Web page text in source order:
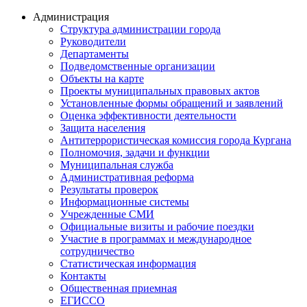
Администрация
Структура администрации города
Руководители
Департаменты
Подведомственные организации
Объекты на карте
Проекты муниципальных правовых актов
Установленные формы обращений и заявлений
Оценка эффективности деятельности
Защита населения
Антитеррористическая комиссия города Кургана
Полномочия, задачи и функции
Муниципальная служба
Административная реформа
Результаты проверок
Информационные системы
Учрежденные СМИ
Официальные визиты и рабочие поездки
Участие в программах и международное
сотрудничество
Статистическая информация
Контакты
Общественная приемная
ЕГИССО